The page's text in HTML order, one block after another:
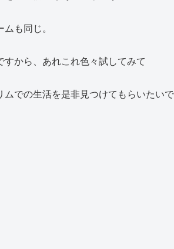
も同じ。
すから、あれこれ色々試してみて
ムでの生活を是非見つけてもらいたいで